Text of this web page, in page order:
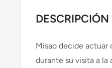
Misao decide actuar
durante su visita a la